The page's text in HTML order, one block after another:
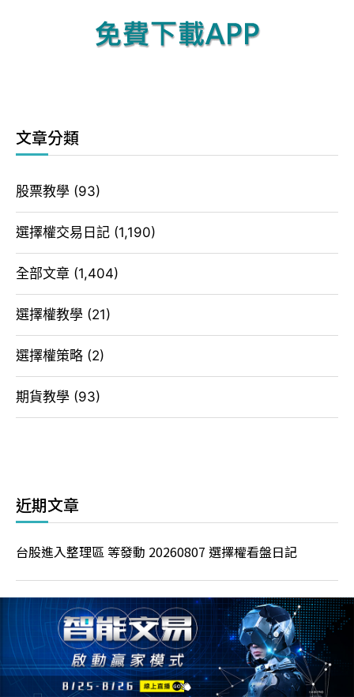
文章分類
股票教學 (93)
選擇權交易日記 (1,190)
全部文章 (1,404)
選擇權教學 (21)
選擇權策略 (2)
期貨教學 (93)
近期文章
台股進入整理區 等發動 20260807 選擇權看盤日記
指數挑戰四萬五 20260806 選擇權看盤日記
夜盤大漲一千二 今日會反彈? 20260805 選擇權看盤日記